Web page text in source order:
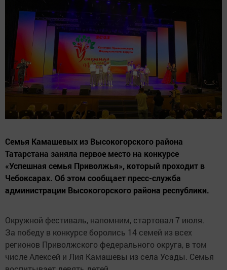
Семья Камашевых из Высокогорского района
Татарстана заняла первое место на конкурсе
«Успешная семья Приволжья», который проходит в
Чебоксарах. Об этом сообщает пресс-служба
администрации Высокогорского района республики.
Окружной фестиваль, напомним, стартовал 7 июля.
За победу в конкурсе боролись 14 семей из всех
регионов Приволжского федерального округа, в том
числе Алексей и Лия Камашевы из села Усады. Семья